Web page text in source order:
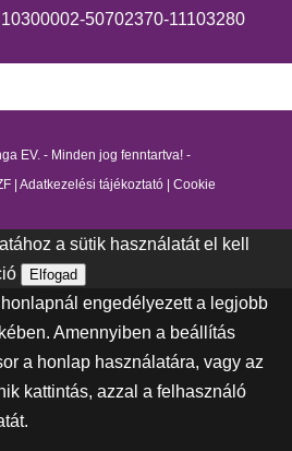
50702370-11103280
EV. - Minden jog fenntartva! -
| Adatkezelési tájékoztató| Cookie
a sütik használatát el kell
Elfogad
engedélyezett a legjobb
Amennyiben a beállítás
a honlap használatára, vagy az
kattintás, azzal a felhasználó